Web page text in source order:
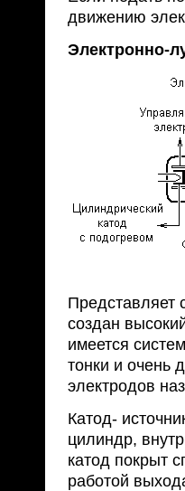
движению
Электронно-
Представляет
создан
имеется
тонки и очень
электродов
Катод-
цилиндр,
катод покрыт
работой